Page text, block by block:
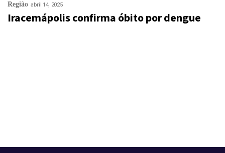
Região abril 14, 2025
Iracemápolis confirma óbito por dengue